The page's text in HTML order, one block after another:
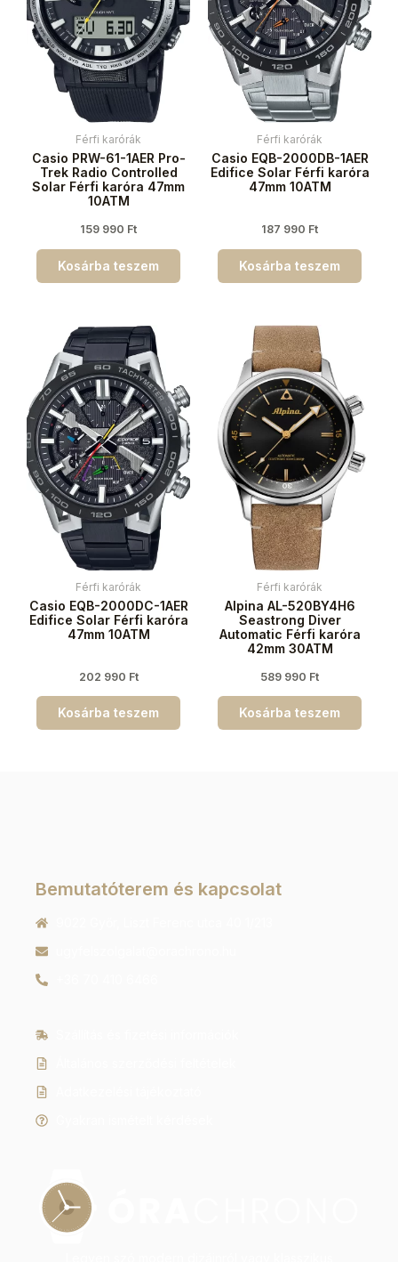
Férfi karórák
Casio PRW-61-1AER Pro-
Trek Radio Controlled
Solar Férfi karóra 47mm
10ATM
159 990 Ft
Kosárba teszem
Férfi karórák
Casio EQB-2000DB-1AER
Edifice Solar Férfi karóra
47mm 10ATM
187 990 Ft
Kosárba teszem
Férfi karórák
Casio EQB-2000DC-1AER
Edifice Solar Férfi karóra
47mm 10ATM
202 990 Ft
Kosárba teszem
Férfi karórák
Alpina AL-520BY4H6
Seastrong Diver
Automatic Férfi karóra
42mm 30ATM
589 990 Ft
Kosárba teszem
Bemutatóterem és kapcsolat